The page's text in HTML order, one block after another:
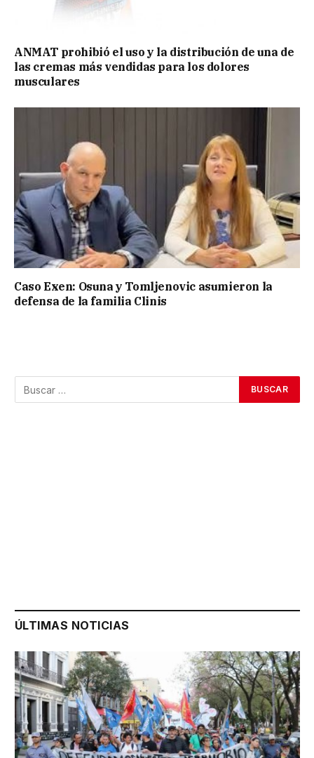
ANMAT prohibió el uso y la distribución de una de
las cremas más vendidas para los dolores
musculares
Caso Exen: Osuna y Tomljenovic asumieron la
defensa de la familia Clinis
ÚLTIMAS NOTICIAS